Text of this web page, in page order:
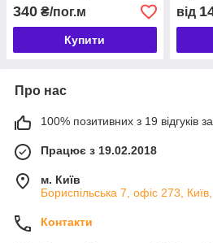
340 ₴/пог.м
Купити
від
Про нас
100% позитивних з 19 відгуків за
Працює з 19.02.2018
м. Київ
Бориспільська 7, офіс 273,
Контакти